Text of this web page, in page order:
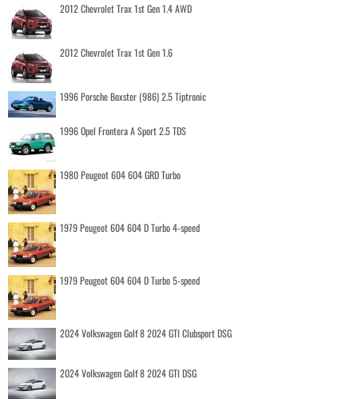
2012 Chevrolet Trax 1st Gen 1.4 AWD
2012 Chevrolet Trax 1st Gen 1.6
1996 Porsche Boxster (986) 2.5 Tiptronic
1996 Opel Frontera A Sport 2.5 TDS
1980 Peugeot 604 604 GRD Turbo
1979 Peugeot 604 604 D Turbo 4-speed
1979 Peugeot 604 604 D Turbo 5-speed
2024 Volkswagen Golf 8 2024 GTI Clubsport DSG
2024 Volkswagen Golf 8 2024 GTI DSG